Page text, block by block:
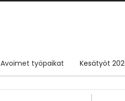
Avoimet työpaikat Kesätyöt